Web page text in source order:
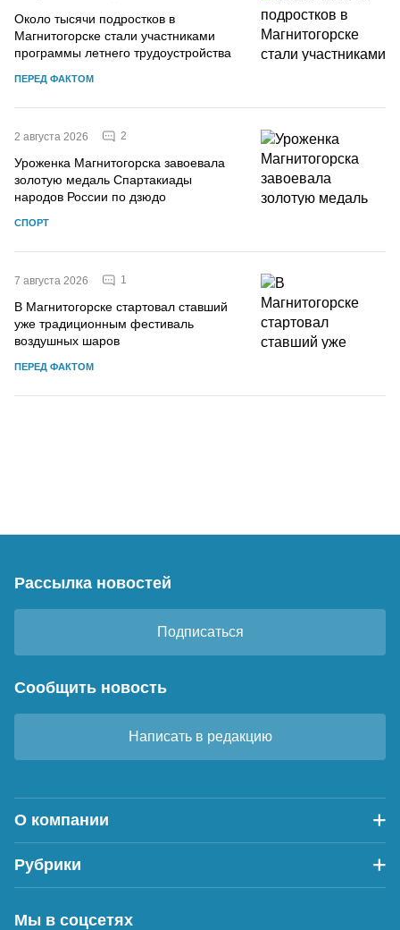
Около тысячи подростков в
Магнитогорске стали участниками
программы летнего трудоустройства
ПЕРЕД ФАКТОМ
2 августа 2026 2
Уроженка Магнитогорска завоевала
золотую медаль Спартакиады
народов России по дзюдо
СПОРТ
7 августа 2026 1
В Магнитогорске стартовал ставший
уже традиционным фестиваль
воздушных шаров
ПЕРЕД ФАКТОМ
Рассылка новостей
Подписаться
Сообщить новость
Написать в редакцию
О компании
Рубрики
Мы в соцсетях